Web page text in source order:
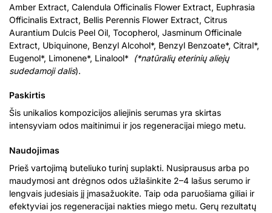
Amber Extract, Calendula Officinalis Flower Extract, Euphrasia
Officinalis Extract, Bellis Perennis Flower Extract, Citrus
Aurantium Dulcis Peel Oil, Tocopherol, Jasminum Officinale
Extract, Ubiquinone, Benzyl Alcohol*, Benzyl Benzoate*, Citral*,
Eugenol*, Limonene*, Linalool*
(*natūralių eterinių aliejų
sudedamoji dalis).
Paskirtis
Šis unikalios kompozicijos aliejinis serumas yra skirtas
intensyviam odos maitinimui ir jos regeneracijai miego metu.
Naudojimas
Prieš vartojimą buteliuko turinį suplakti. Nusiprausus arba po
maudymosi ant drėgnos odos užlašinkite 2–4 lašus serumo ir
lengvais judesiais jį įmasažuokite. Taip oda paruošiama giliai ir
efektyviai jos regeneracijai nakties miego metu. Gerų rezultatų